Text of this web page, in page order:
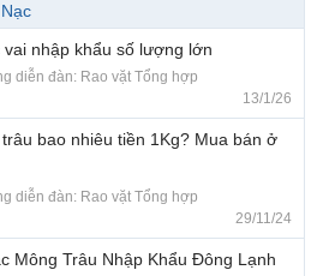
vai nhập khẩu số lượng lớn
diễn đàn: Rao vặt Tổng hợp
13/1/26
bao nhiêu tiền 1Kg? Mua bán ở
diễn đàn: Rao vặt Tổng hợp
29/11/24
Mông Trâu Nhập Khẩu Đông Lạnh